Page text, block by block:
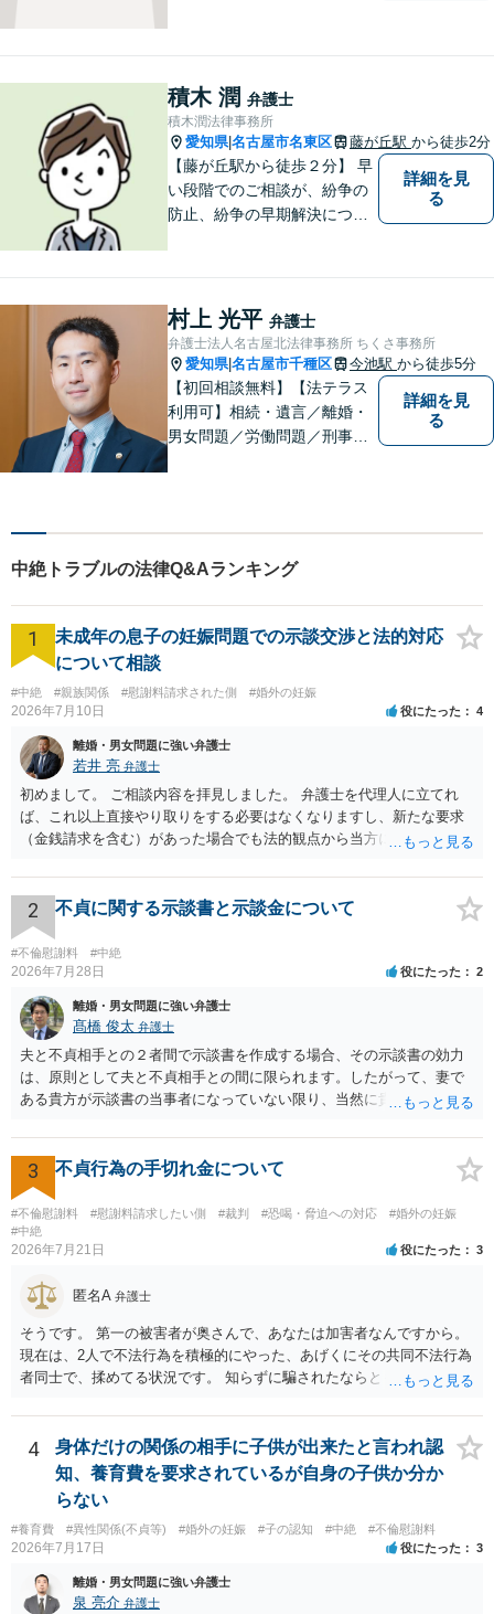
できる弁護士を目指していま
す。
積木 潤 弁護士
積木潤法律事務所
愛知県|名古屋市名東区 藤が丘駅 から徒歩2分
【藤が丘駅から徒歩２分】 早
い段階でのご相談が、紛争の
防止、紛争の早期解決につな
詳細を見
る
村上 光平 弁護士
弁護士法人名古屋北法律事務所 ちくさ事務所
愛知県|名古屋市千種区 今池駅 から徒歩5分
【初回相談無料】【法テラス
利用可】相続・遺言／離婚・
男女問題／労働問題／刑事事
ご提供。小さなお困り事でも
構いません【夜間・休日面
談】【完全個室】【今池駅3
分】
詳細を見
る
中絶トラブルの法律Q&Aランキング
1
未成年の息子の妊娠問題での示談交渉と法的対応
について相談
#中絶 #親族関係 #慰謝料請求された側 #婚外の妊娠
2026年7月10日 役にたった 4
離婚・男女問題に強い弁護士
若井 亮 弁護士
初めまして。 ご相談内容を拝見しました。 弁護士を代理人に立てれ
ば、これ以上直接やり取りをする必要はなくなりますし、新たな要求
（金銭請求を含む）があった場合でも法的観点から当方に支払うべき
いのであれば、基本的にはご自身で対応していくことになります。 こ
れ以上の要求を回避するためには、合意内容を書面しておくことで
す。 特に重要な点としては、合意事項以外には貸し借りが無いことを
確認する条項（清算条項）をきちんと盛り込んでおくことです。 お金
を払うにしても、紛争が蒸し返されないよう、合意書を作成して取り
交わすようにしてください。
2 不貞に関する示談書と示談金について
#不倫慰謝料 #中絶
2026年7月28日 役にたった 2
離婚・男女問題に強い弁護士
髙橋 俊太 弁護士
夫と不貞相手との２者間で示談書を作成する場合、その示談書の効力
は、原則として夫と不貞相手との間に限られます。したがって、妻で
ある貴方が示談書の当事者になっていない限り、当然に貴方の不貞慰
避けるためには、示談書の中に「本示談は夫と不貞相手との間の清算
に限るものであり、妻の不貞相手に対する慰謝料請求権を放棄・制限
するものではない」旨を明記しておく方が安全です。また、清算条項
を入れる場合にも、「夫と不貞相手との間に限る」と対象を明確にす
べきです。 他方、不貞相手が夫から示談金を受け取る場合、その名目
や内容によっては、後に貴方が不貞相手へ慰謝料請求する際、不貞相
払を受けた」などと（その当否は別として）反論等されてこじれてし
求権への影響を明確にしておくことが重要です。示談金１８０万円の
妥当性については、中絶、精神的苦痛、通院・治療の有無、診断内
容、夫の説明内容、妊娠・中絶に至る経緯等によって変わります。中
があるなら、結婚期待を理由とする損害については争い得る部分もあ
ります。 なお、貴方から不貞相手へ請求する慰謝料額は、夫が不貞相
手に支払う示談金額だけで決まるものではありません。不貞期間、回
等によって判断されます。 今後の状況等に応じて、弁護士への個別相
3 不貞行為の手切れ金について
#不倫慰謝料 #慰謝料請求したい側 #裁判 #恐喝・脅迫への対応
#婚外の妊娠
#中絶
2026年7月21日 役にたった 3
匿名A 弁護士
そうです。 第一の被害者が奥さんで、あなたは加害者なんですから。
現在は、2人で不法行為を積極的にやった、あげくにその共同不法行為
者同士で、揉めてる状況です。 知らずに騙されたならともか
というだけですから。
4
身体だけの関係の相手に子供が出来たと言われ認
知、養育費を要求されているが自身の子供か分か
らない
#養育費 #異性関係(不貞等) #婚外の妊娠 #子の認知 #中絶 #不倫慰謝料
2026年7月17日 役にたった 3
離婚・男女問題に強い弁護士
泉 亮介 弁護士